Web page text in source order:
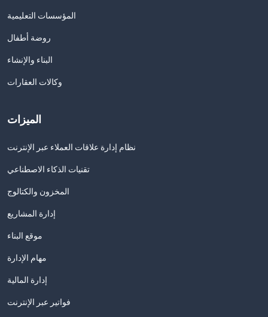
المؤسسات التعليمية
روضة أطفال
البناء والإنشاء
وكالات العقارات
الميزات
نظام إدارة علاقات العملاء عبر الإنترنت
تقنيات الذكاء الاصطناعي
المخزون والكتالوج
إدارة المشاريع
موقع البناء
مهام الإدارة
إدارة المالية
فواتير عبر الإنترنت